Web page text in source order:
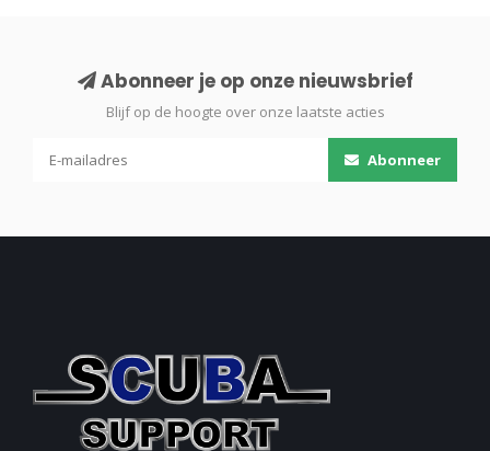
Abonneer je op onze nieuwsbrief
Blijf op de hoogte over onze laatste acties
Abonneer